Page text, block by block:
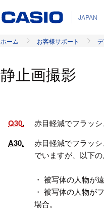
JAPAN
ホーム お客様サポート
静止画撮影
Q30 赤目軽減でフラッ
A30
赤目軽減でフラッ
でいますが、以下
・ 被写体の人物が
・ 被写体の人物が
場合。